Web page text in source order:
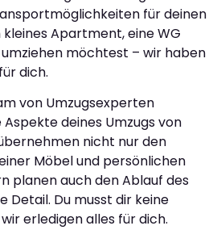
für deinen
kleines Apartment, eine WG
möchtest – wir haben
dich.
von Umzugsexperten
deines Umzugs von
nicht nur den
Möbel und persönlichen
planen auch den Ablauf des
Detail. Du musst dir keine
erledigen alles für dich.